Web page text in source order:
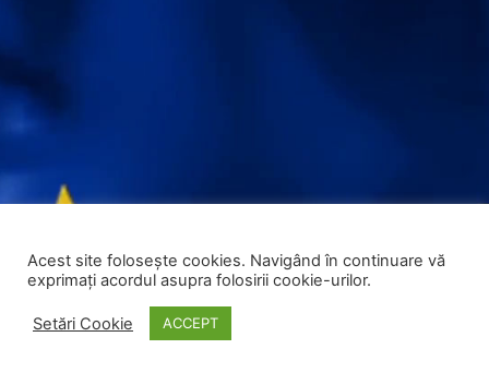
Acest site folosește cookies. Navigând în continuare vă
exprimați acordul asupra folosirii cookie-urilor.
Setări Cookie ACCEPT